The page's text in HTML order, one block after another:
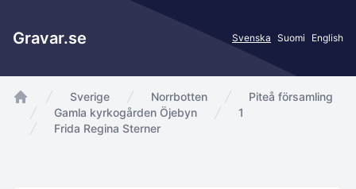
Gravar.se Svenska Suomi English
app.Start
Sverige Norrbotten
Piteå församling
Gamla kyrkogården Öjebyn
1
Frida Regina Sterner